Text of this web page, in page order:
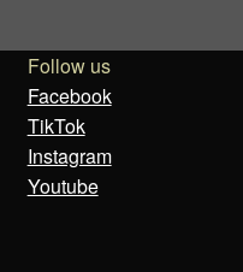
Follow us
Facebook
TikTok
Instagram
Youtube